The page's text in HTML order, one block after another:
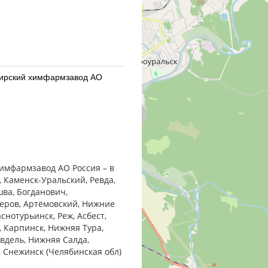
химфармзавод АО
завод
АО Россия – в
Каменск-Уральский, Ревда,
Богданович,
Артёмовский, Нижние
Реж, Асбест,
Нижняя Тура,
Нижняя Салда,
(Челябинская обл)